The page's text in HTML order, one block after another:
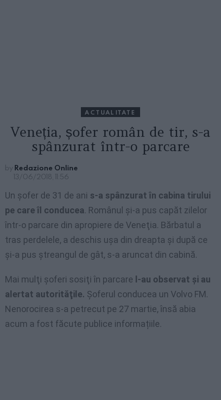
ACTUALITATE
Veneția, șofer român de tir, s-a
spânzurat într-o parcare
by Redazione Online
13/06/2018, 11:56
Un șofer de 31 de ani s-a spânzurat în cabina tirului
pe care îl conducea. Românul și-a pus capăt zilelor
într-o parcare din apropiere de Veneţia. Bărbatul a
tras perdelele, a deschis uşa din dreapta şi după ce
şi-a pus ştreangul de gât, s-a aruncat din cabină.
Mai mulţi şoferi sosiţi în parcare l-au observat şi au
alertat autorităţile. Şoferul conducea un Volvo FM.
Nenorocirea s-a petrecut pe 27 martie, însă abia
acum a fost făcute publice informațiile.